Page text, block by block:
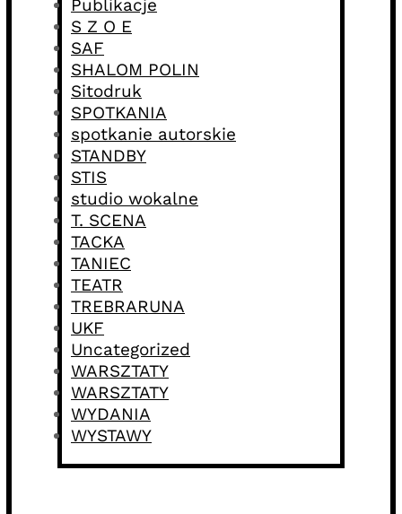
Publikacje
S Z O E
SAF
SHALOM POLIN
Sitodruk
SPOTKANIA
spotkanie autorskie
STANDBY
STIS
studio wokalne
T. SCENA
TACKA
TANIEC
TEATR
TREBRARUNA
UKF
Uncategorized
WARSZTATY
WARSZTATY
WYDANIA
WYSTAWY